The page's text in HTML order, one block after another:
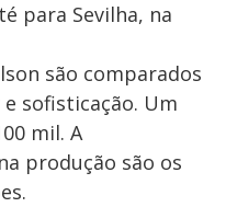
para Sevilha, na
são comparados
sofisticação. Um
mil. A
produção são os